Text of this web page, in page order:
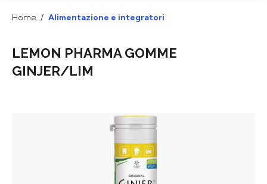
Home Alimentazione e integratori
LEMON PHARMA GOMME
GINJER/LIM
Salta la galleria di immagini